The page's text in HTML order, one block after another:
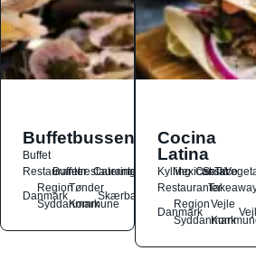
Buffetbussen
Buffet
Restauranter
Buffetrestauranter
Catering
Danmark
Region
Syddanmark
Tønder
Kommune
Skærbæk
Cocina
Latina
Kylling
Mexicansk
OstSalat
Taco
Restauranter
Danmark
Region
Syddanmark
Vejle